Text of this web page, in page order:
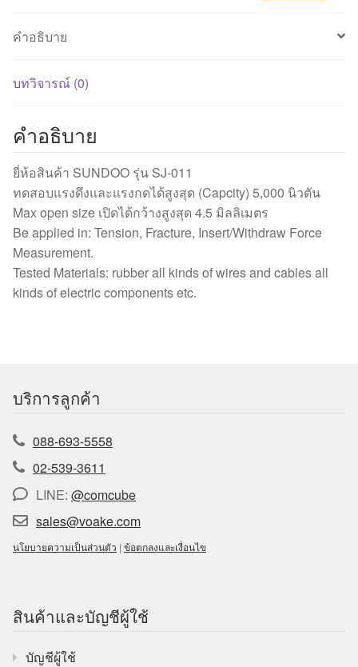
คำอธิบาย
บทวิจารณ์ (0)
คำอธิบาย
ยี่ห้อสินค้า SUNDOO รุ่น SJ-011
ทดสอบแรงดึงและแรงกดได้สูงสุด (Capcity) 5,000 นิวตัน
Max open size เปิดได้กว้างสูงสุด 4.5 มิลลิเมตร
Be applied in: Tension, Fracture, Insert/Withdraw Force
Measurement.
Tested Materials: rubber all kinds of wires and cables all
kinds of electric components etc.
บริการลูกค้า
088-693-5558
02-539-3611
LINE: @comcube
sales@voake.com
นโยบายความเป็นส่วนตัว | ข้อตกลงและเงื่อนไข
สินค้าและบัญชีผู้ใช้
บัญชีผู้ใช้